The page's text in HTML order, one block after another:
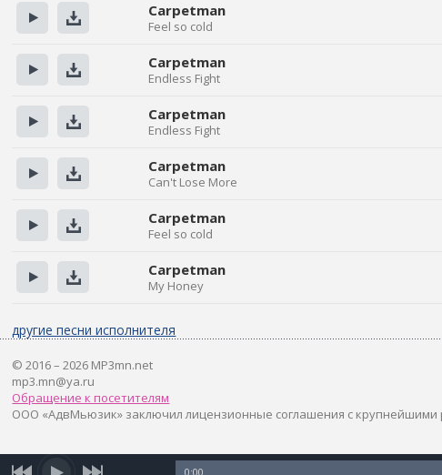
Carpetman
Feel so cold
Carpetman
Endless Fight
Carpetman
Endless Fight
Carpetman
Can't Lose More
Carpetman
Feel so cold
Carpetman
My Honey
другие песни исполнителя
© 2016 – 2026 MP3mn.net
mp3.mn@ya.ru
Обращение к посетителям
ООО «АдвМьюзик» заключил лицензионные соглашения с
0:00